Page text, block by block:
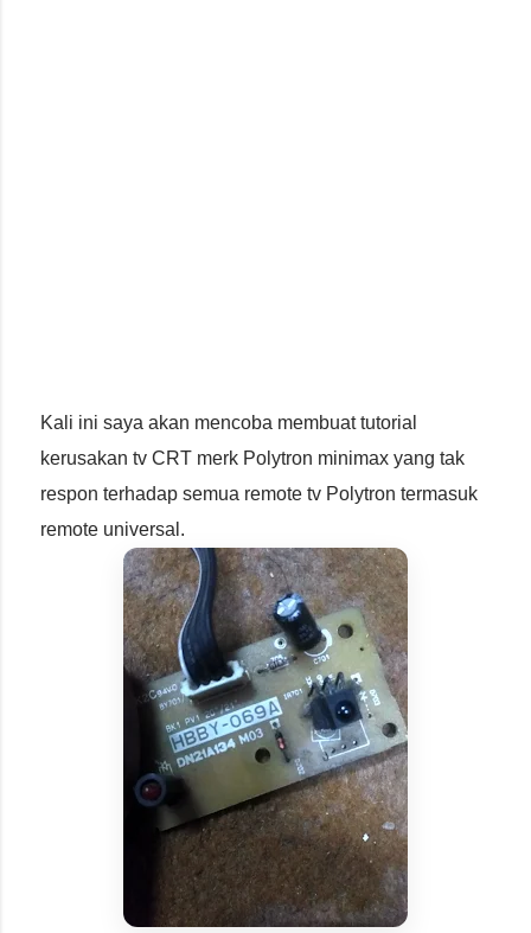
Kali ini saya akan mencoba membuat tutorial
kerusakan tv CRT merk Polytron minimax yang tak
respon terhadap semua remote tv Polytron termasuk
remote universal.